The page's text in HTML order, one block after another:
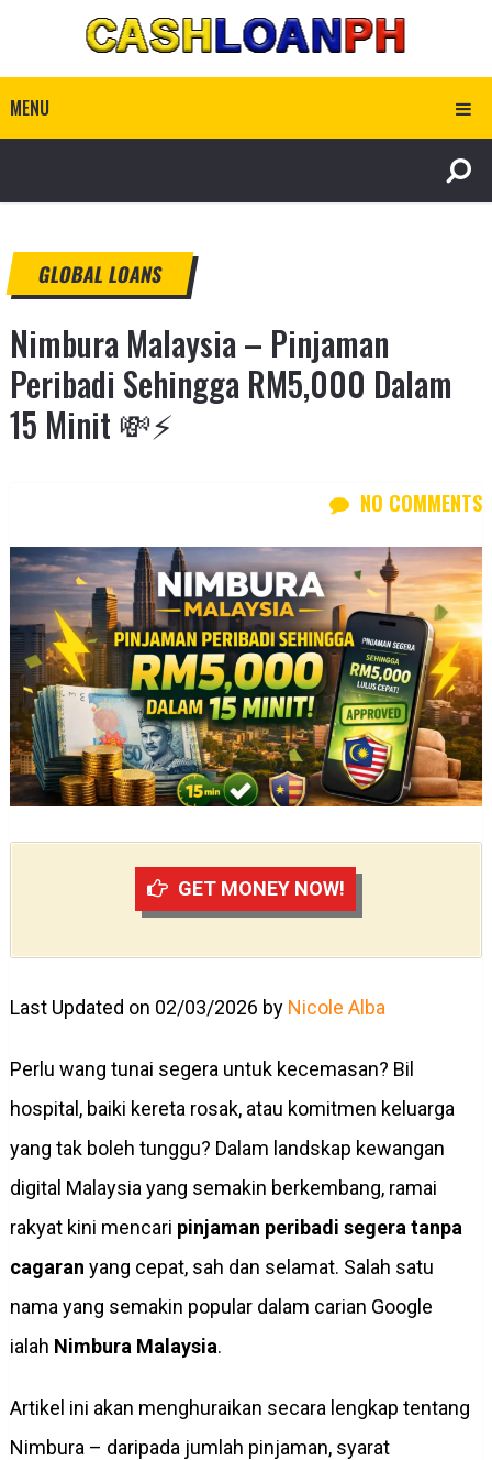
MENU
GLOBAL LOANS
Nimbura Malaysia – Pinjaman
Peribadi Sehingga RM5,000 Dalam
15 Minit 💸⚡
NO COMMENTS
GET MONEY NOW!
Last Updated on 02/03/2026 by Nicole Alba
Perlu wang tunai segera untuk kecemasan? Bil
hospital, baiki kereta rosak, atau komitmen keluarga
yang tak boleh tunggu? Dalam landskap kewangan
digital Malaysia yang semakin berkembang, ramai
rakyat kini mencari pinjaman peribadi segera tanpa
cagaran yang cepat, sah dan selamat. Salah satu
nama yang semakin popular dalam carian Google
ialah Nimbura Malaysia.
Artikel ini akan menghuraikan secara lengkap tentang
Nimbura – daripada jumlah pinjaman, syarat